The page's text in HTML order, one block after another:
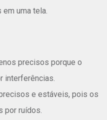
uma tela.
precisos porque o
interferências.
e estáveis, pois os
por ruídos.